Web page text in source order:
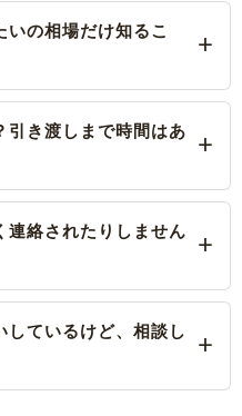
いの相場だけ知るこ
引き渡しまで時間はあ
連絡されたりしません
しているけど、相談し